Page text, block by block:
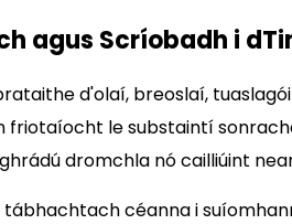
agus Scríobadh i
d'olaí, breoslaí,
friotaíocht le substaintí
dromchla nó cailliúint
céanna i